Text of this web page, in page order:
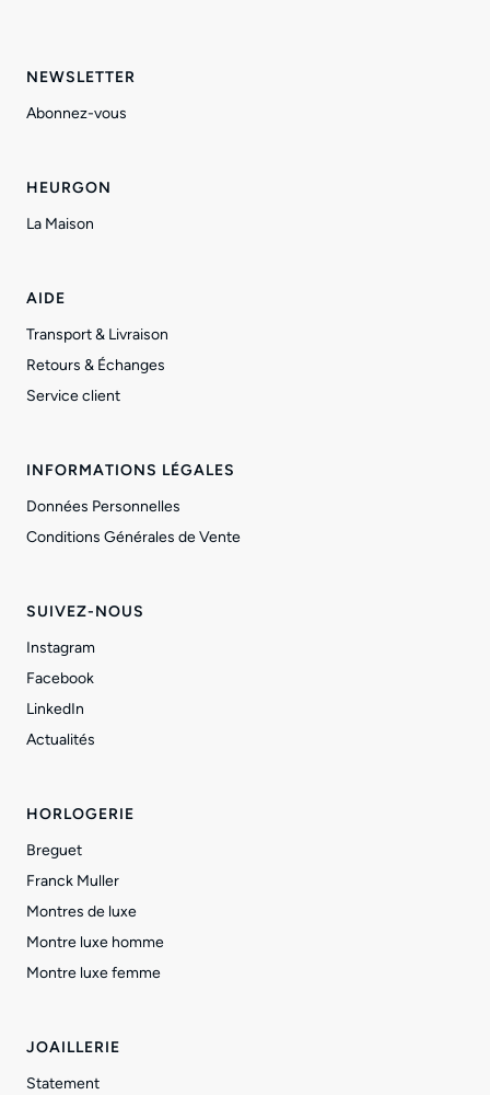
NEWSLETTER
Abonnez-vous
HEURGON
La Maison
AIDE
Transport & Livraison
Retours & Échanges
Service client
INFORMATIONS LÉGALES
Données Personnelles
Conditions Générales de Vente
SUIVEZ-NOUS
Instagram
Facebook
LinkedIn
Actualités
HORLOGERIE
Breguet
Franck Muller
Montres de luxe
Montre luxe homme
Montre luxe femme
JOAILLERIE
Statement